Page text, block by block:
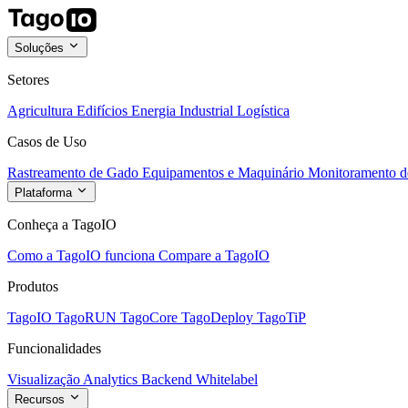
Soluções
Setores
Agricultura Edifícios Energia Industrial Logística
Casos de Uso
Rastreamento de Gado Equipamentos e Maquinário Monitoramento
Plataforma
Conheça a TagoIO
Como a TagoIO funciona Compare a TagoIO
Produtos
TagoIO TagoRUN TagoCore TagoDeploy TagoTiP
Funcionalidades
Visualização Analytics Backend Whitelabel
Recursos